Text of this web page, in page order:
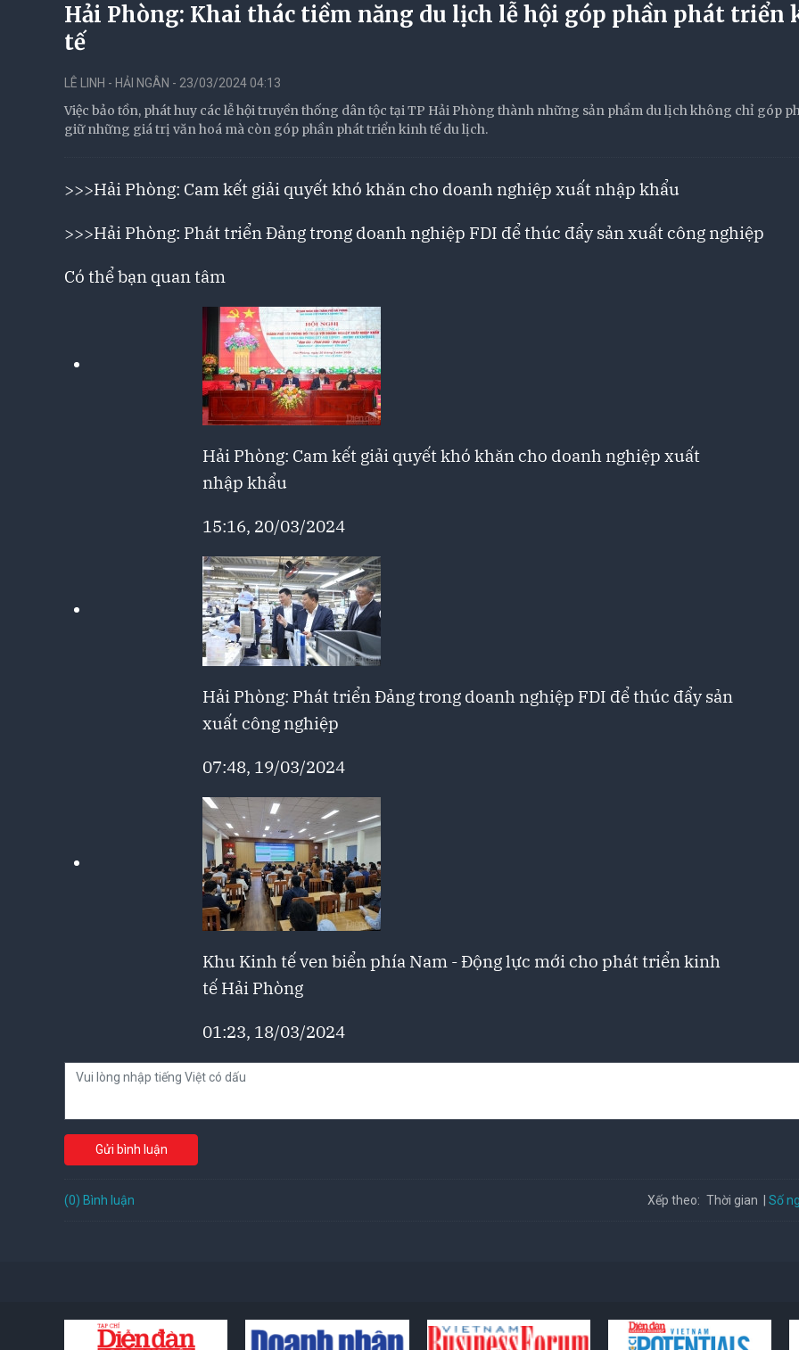
Hải Phòng: Khai thác tiềm năng du lịch lễ hội góp phần phát triển
tế
LÊ LINH - HẢI NGÂN - 23/03/2024 04:13
Việc bảo tồn, phát huy các lễ hội truyền thống dân tộc tại TP Hải Phòng thành những sản phẩm du lịch không chỉ góp
giữ những giá trị văn hoá mà còn góp phần phát triển kinh tế du lịch.
>>>Hải Phòng: Cam kết giải quyết khó khăn cho doanh nghiệp xuất nhập khẩu
>>>Hải Phòng: Phát triển Đảng trong doanh nghiệp FDI để thúc đẩy sản xuất công nghiệp
Có thể bạn quan tâm
Hải Phòng: Cam kết giải quyết khó khăn cho doanh nghiệp xuất
nhập khẩu
15:16, 20/03/2024
Hải Phòng: Phát triển Đảng trong doanh nghiệp FDI để thúc đẩy sản
xuất công nghiệp
07:48, 19/03/2024
Khu Kinh tế ven biển phía Nam - Động lực mới cho phát triển kinh
tế Hải Phòng
01:23, 18/03/2024
Gửi bình luận
(0) Bình luận Xếp theo: Thời gian Số